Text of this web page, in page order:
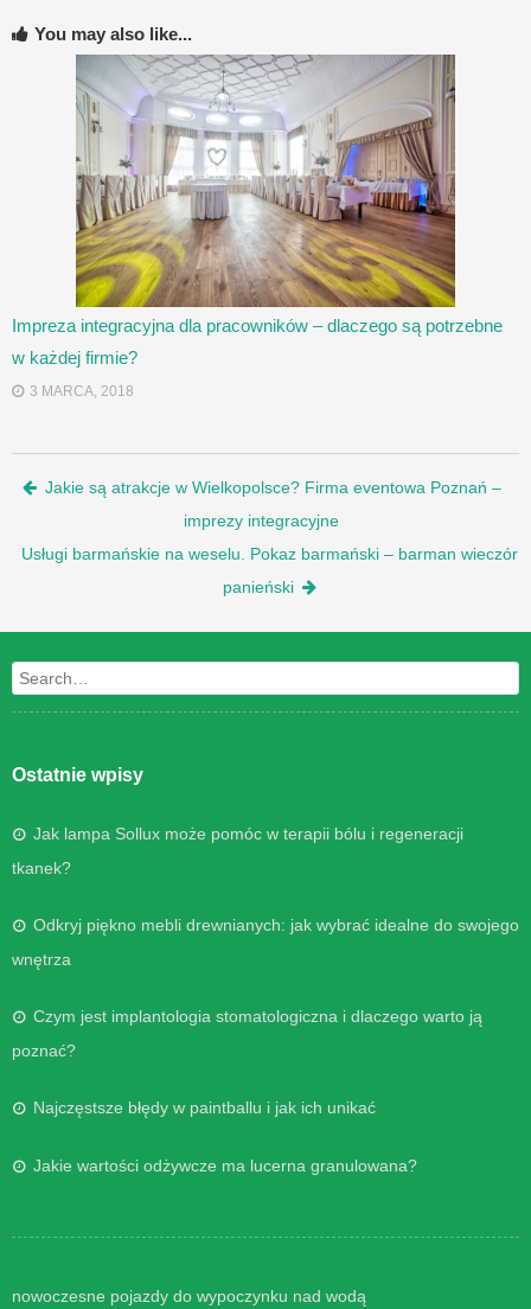
You may also like...
Impreza integracyjna dla pracowników – dlaczego są potrzebne
w każdej firmie?
3 MARCA, 2018
Post navigation
Jakie są atrakcje w Wielkopolsce? Firma eventowa Poznań –
imprezy integracyjne
Usługi barmańskie na weselu. Pokaz barmański – barman wieczór
panieński
Search
Ostatnie wpisy
Jak lampa Sollux może pomóc w terapii bólu i regeneracji
tkanek?
Odkryj piękno mebli drewnianych: jak wybrać idealne do swojego
wnętrza
Czym jest implantologia stomatologiczna i dlaczego warto ją
poznać?
Najczęstsze błędy w paintballu i jak ich unikać
Jakie wartości odżywcze ma lucerna granulowana?
nowoczesne pojazdy do wypoczynku nad wodą